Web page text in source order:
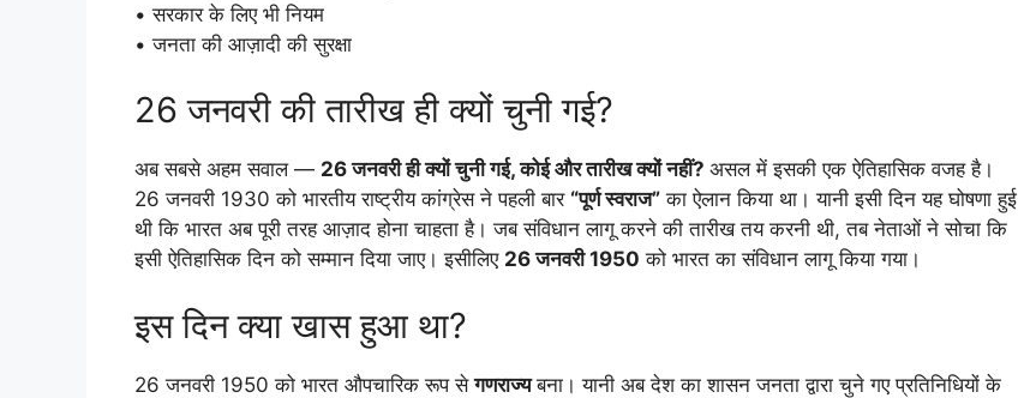
• सरकार के लिए भी नियम
• जनता की आज़ादी की सुरक्षा
26 जनवरी की तारीख ही क्यों चुनी गई?
अब सबसे अहम सवाल — 26 जनवरी ही क्यों चुनी गई, कोई और तारीख क्यों नहीं? असल में इसकी एक ऐतिहासिक वजह है।
26 जनवरी 1930 को भारतीय राष्ट्रीय कांग्रेस ने पहली बार “पूर्ण स्वराज” का ऐलान किया था। यानी इसी दिन यह घोषणा हुई
थी कि भारत अब पूरी तरह आज़ाद होना चाहता है। जब संविधान लागू करने की तारीख तय करनी थी, तब नेताओं ने सोचा कि
इसी ऐतिहासिक दिन को सम्मान दिया जाए। इसीलिए 26 जनवरी 1950 को भारत का संविधान लागू किया गया।
इस दिन क्या खास हुआ था?
26 जनवरी 1950 को भारत औपचारिक रूप सेगणराज्यबना। यानी अब देश का शासन जनता द्वारा चुने गए प्रतिनिधियों के